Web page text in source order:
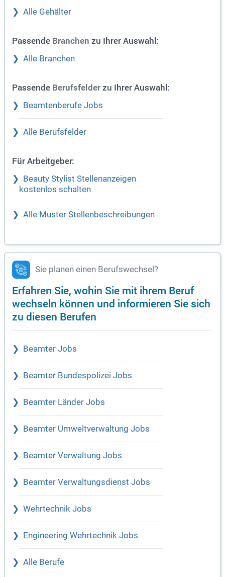
Alle Gehälter
Passende Branchen zu Ihrer Auswahl:
Alle Branchen
Passende Berufsfelder zu Ihrer Auswahl:
Beamtenberufe Jobs
Alle Berufsfelder
Für Arbeitgeber:
Beauty Stylist Stellenanzeigen
kostenlos schalten
Alle Muster Stellenbeschreibungen
Sie planen einen Berufswechsel?
Erfahren Sie, wohin Sie mit ihrem Beruf
wechseln können und informieren Sie sich
zu diesen Berufen
Beamter Jobs
Beamter Bundespolizei Jobs
Beamter Länder Jobs
Beamter Umweltverwaltung Jobs
Beamter Verwaltung Jobs
Beamter Verwaltungsdienst Jobs
Wehrtechnik Jobs
Engineering Wehrtechnik Jobs
Alle Berufe